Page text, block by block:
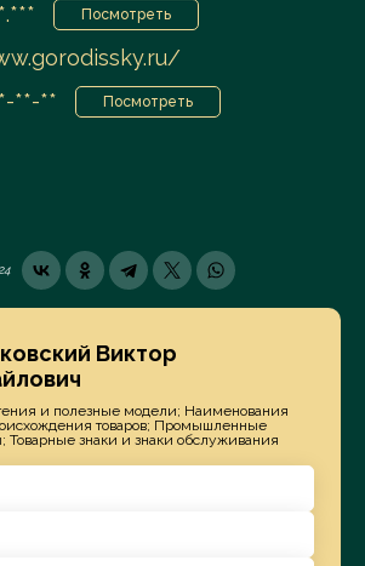
Посмотреть
**-**
Посмотреть
Виктор
и полезные модели; Наименования
товаров; Промышленные
Товарные знаки и знаки обслуживания